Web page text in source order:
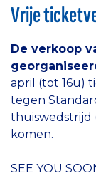
Vrije
De verkoop
april (tot 16u)
tegen
thuiswedstrijd
komen.
SEE YOU